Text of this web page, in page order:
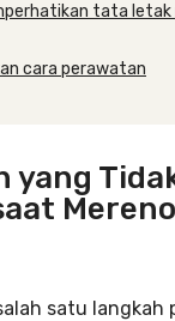
tata letak
cara perawatan
yang
satu langkah